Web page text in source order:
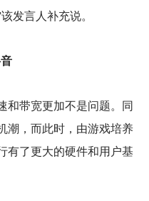
发言人补充说。
和带宽更加不是问题。同
潮，而此时，由游戏培养
有了更大的硬件和用户基